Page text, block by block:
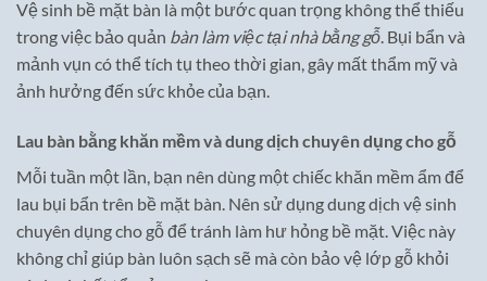
Vệ sinh bề mặt bàn là một bước quan trọng không thể thiếu
trong việc bảo quản bàn làm việc tại nhà bằng gỗ. Bụi bẩn và
mảnh vụn có thể tích tụ theo thời gian, gây mất thẩm mỹ và
ảnh hưởng đến sức khỏe của bạn.
Lau bàn bằng khăn mềm và dung dịch chuyên dụng cho gỗ
Mỗi tuần một lần, bạn nên dùng một chiếc khăn mềm ẩm để
lau bụi bẩn trên bề mặt bàn. Nên sử dụng dung dịch vệ sinh
chuyên dụng cho gỗ để tránh làm hư hỏng bề mặt. Việc này
không chỉ giúp bàn luôn sạch sẽ mà còn bảo vệ lớp gỗ khỏi